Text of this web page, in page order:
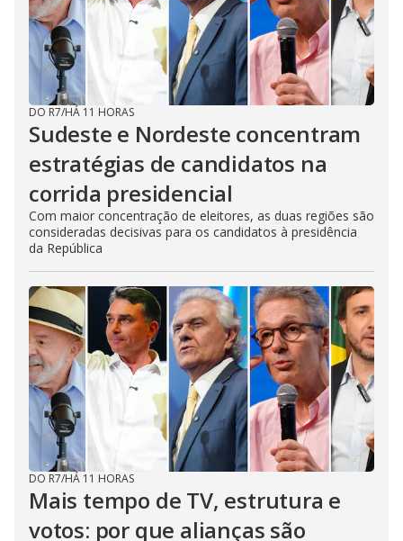
DO R7/HÁ 11 HORAS
Sudeste e Nordeste concentram
estratégias de candidatos na
corrida presidencial
Com maior concentração de eleitores, as duas regiões são
consideradas decisivas para os candidatos à presidência
da República
DO R7/HÁ 11 HORAS
Mais tempo de TV, estrutura e
votos: por que alianças são